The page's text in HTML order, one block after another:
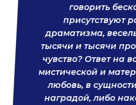
говорить
присутствуют
драматизма,
тысячи и тысячи
чувство? Ответ на
мистической и
любовь, в
наградой, либо